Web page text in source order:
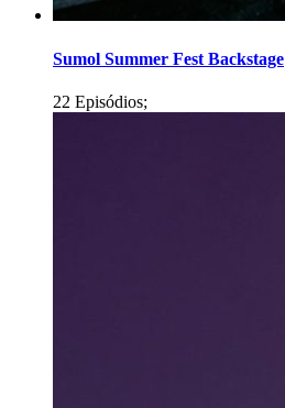
Sumol Summer Fest Backstage
22 Episódios;